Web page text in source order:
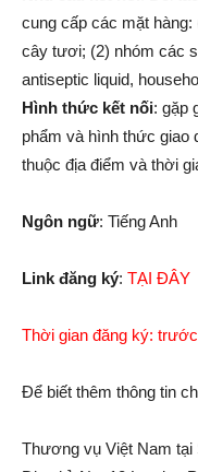
cung cấp các mặt
cây tươi; (2) nhóm các
antiseptic liquid,
Hình thức kết nối: gặp
phẩm và hình thức giao
thuộc địa điểm và thời
Ngôn ngữ: Tiếng Anh
Link đăng ký: TẠI ĐÂY
Thời gian đăng ký:
Để biết thêm thông tin
Thương vụ Việt Nam tại